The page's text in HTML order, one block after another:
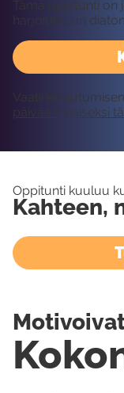
Tämä oppitunti
harjoitteluun
Vaatii
päivää ilmaiseksi
Oppitunti kuuluu
Kahteen,